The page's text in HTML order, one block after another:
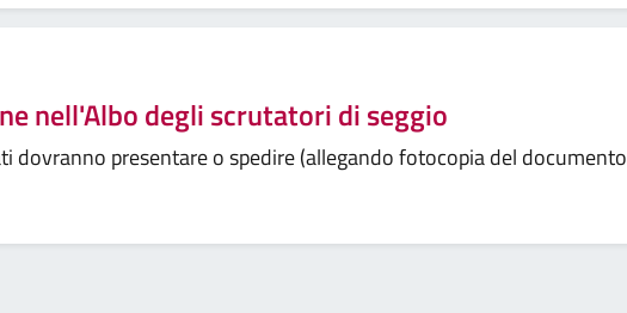
nell'Albo degli scrutatori di seggio
dovranno presentare o spedire (allegando fotocopia del documento